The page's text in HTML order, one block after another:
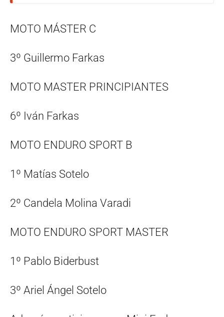
MOTO MÁSTER C
3º Guillermo Farkas
MOTO MASTER PRINCIPIANTES
6º Iván Farkas
MOTO ENDURO SPORT B
1º Matías Sotelo
2º Candela Molina Varadi
MOTO ENDURO SPORT MASTER
1º Pablo Biderbust
3º Ariel Ángel Sotelo